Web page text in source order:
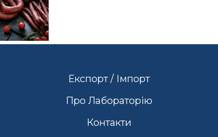
Експорт / Імпорт
Про Лабораторію
Контакти